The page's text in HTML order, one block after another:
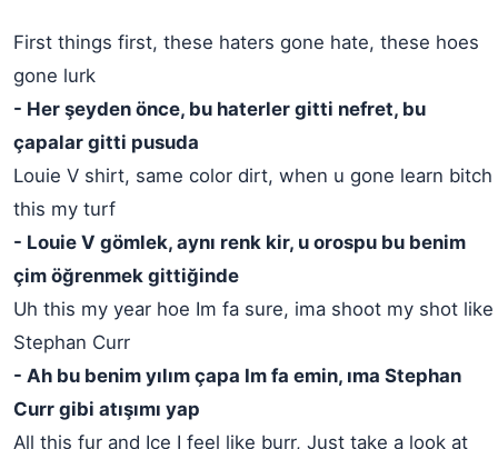
First things first, these haters gone hate, these hoes
gone lurk
- Her şeyden önce, bu haterler gitti nefret, bu
çapalar gitti pusuda
Louie V shirt, same color dirt, when u gone learn bitch
this my turf
- Louie V gömlek, aynı renk kir, u orospu bu benim
çim öğrenmek gittiğinde
Uh this my year hoe Im fa sure, ima shoot my shot like
Stephan Curr
- Ah bu benim yılım çapa Im fa emin, ıma Stephan
Curr gibi atışımı yap
All this fur and Ice I feel like burr, Just take a look at